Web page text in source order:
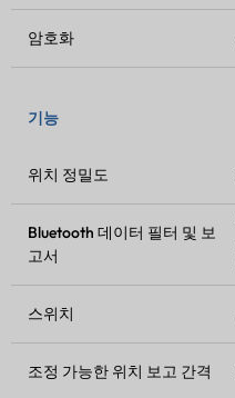
암호화
기능
위치 정밀도
Bluetooth 데이터 필터 및 보
고서
스위치
조정 가능한 위치 보고 간격